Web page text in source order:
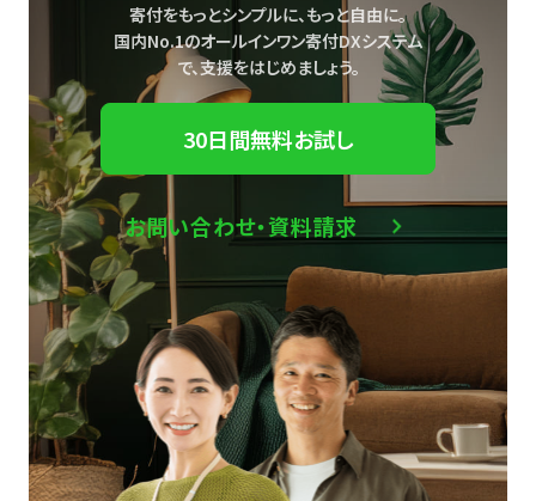
寄付をもっとシンプルに、もっと自由に。
国内No.1のオールインワン寄付DXシステム
で、支援をはじめましょう。
30日間無料お試し
お問い合わせ・資料請求